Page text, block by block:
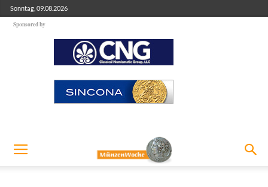
Sonntag, 09.08.2026
Sponsored by